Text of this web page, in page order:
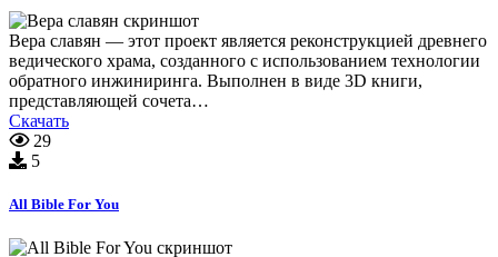
Вера славян — этот проект является реконструкцией древнего
ведического храма, созданного с использованием технологии
обратного инжиниринга. Выполнен в виде 3D книги,
представляющей сочета…
Скачать
29
5
All Bible For You